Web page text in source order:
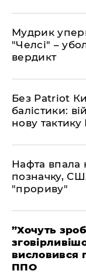
​Мудрик
"Челсі" –
вердикт
​Без Patriot
балістики:
нову
​Нафта впала
позначку,
"прориву"
​”Хочуть
висловився
ППО